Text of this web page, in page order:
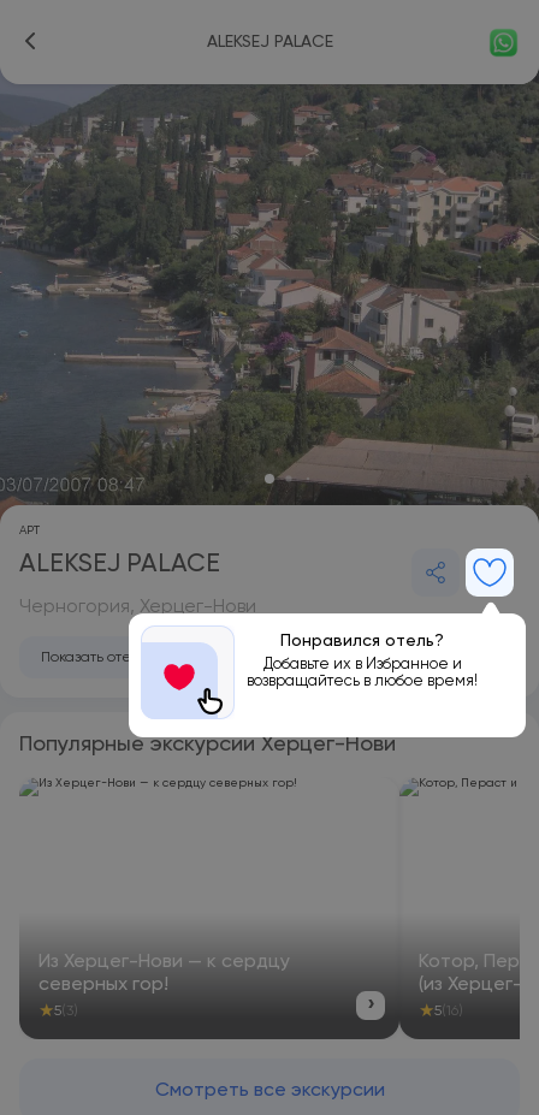
ALEKSEJ PALACE
APT
ALEKSEJ PALACE
Понравился отель?
Добавьте их в Избранное и
возвращайтесь в любое время!
Черногория, Херцег-Нови
Показать отель на карте
Популярные экскурсии Херцег-Нови
Из Херцег-Нови — к сердцу
северных гор!
★5 (3) ›
Котор,
(из Херцег-
★5 (16)
Смотреть все экскурсии